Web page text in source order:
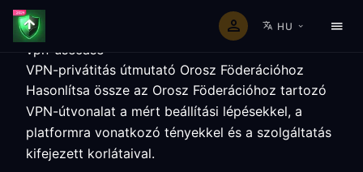
HU
vpn-usecase
VPN-privátitás útmutató Orosz Föderációhoz
Hasonlítsa össze az Orosz Föderációhoz tartozó
VPN-útvonalat a mért beállítási lépésekkel, a
platformra vonatkozó tényekkel és a szolgáltatás
kifejezett korlátaival.